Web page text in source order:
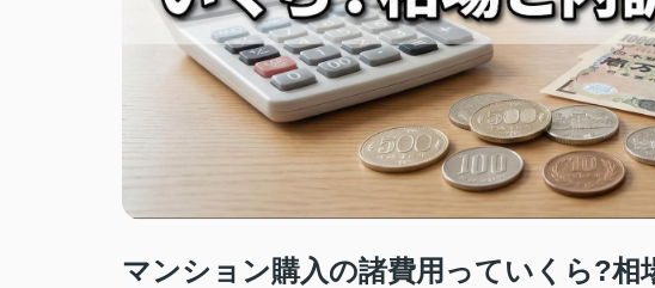
マンション購入の諸費用っていくら?相